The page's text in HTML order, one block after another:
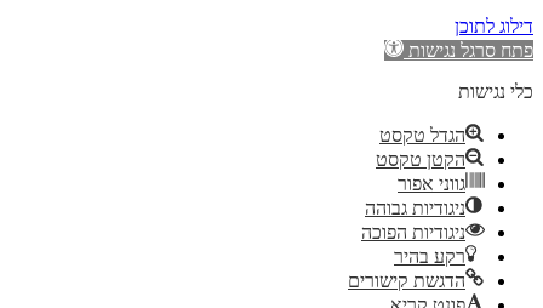
דילוג לתוכן
פתח סרגל נגישות
כלי נגישות
הגדל טקסט
הקטן טקסט
גווני אפור
ניגודיות גבוהה
ניגודיות הפוכה
רקע בהיר
הדגשת קישורים